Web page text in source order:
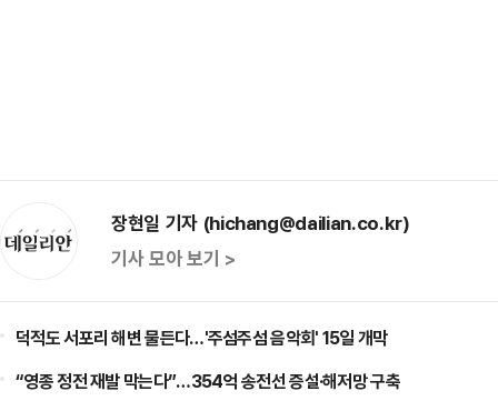
장현일 기자 (hichang@dailian.co.kr)
기사 모아 보기 >
덕적도 서포리 해변 물든다…'주섬주섬 음악회' 15일 개막
“영종 정전 재발 막는다”…354억 송전선 증설·해저망 구축